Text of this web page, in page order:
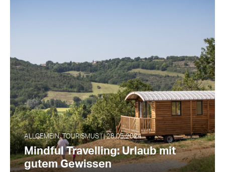
ALLGEMEIN, TOURISMUS | | 28.05.2024
Mindful Travelling: Urlaub mit
gutem Gewissen